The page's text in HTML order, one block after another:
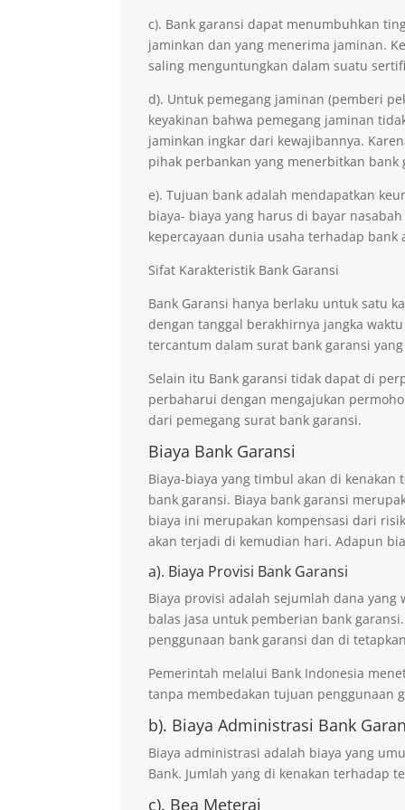
c). Bank garansi dapat menumbuhkan
jaminkan dan yang menerima jaminan.
saling menguntungkan dalam suatu
d). Untuk pemegang jaminan (pemberi
keyakinan bahwa pemegang jaminan
jaminkan ingkar dari kewajibannya.
pihak perbankan yang menerbitkan bank
e). Tujuan bank adalah mendapatkan
biaya- biaya yang harus di bayar
kepercayaan dunia usaha terhadap bank
Sifat Karakteristik Bank Garansi
Bank Garansi hanya berlaku untuk satu
dengan tanggal berakhirnya jangka
tercantum dalam surat bank garansi
Selain itu Bank garansi tidak dapat di
perbaharui dengan mengajukan
dari pemegang surat bank garansi.
Biaya Bank Garansi
Biaya-biaya yang timbul akan di
bank garansi. Biaya bank garansi
biaya ini merupakan kompensasi dari
akan terjadi di kemudian hari. Adapun
a). Biaya Provisi Bank Garansi
Biaya provisi adalah sejumlah dana
balas jasa untuk pemberian bank
penggunaan bank garansi dan di
Pemerintah melalui Bank Indonesia
tanpa membedakan tujuan penggunaan
b). Biaya Administrasi Bank
Biaya administrasi adalah biaya yang
Bank. Jumlah yang di kenakan terhadap
c). Bea Meterai